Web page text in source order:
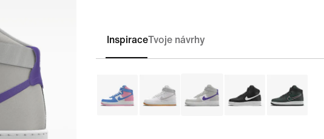
InspiraceTvoje návrhy